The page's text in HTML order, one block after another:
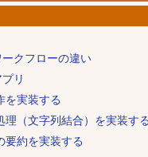
クフローの違い
リ
を実装する
理（文字列結合）を実装する
要約を実装する